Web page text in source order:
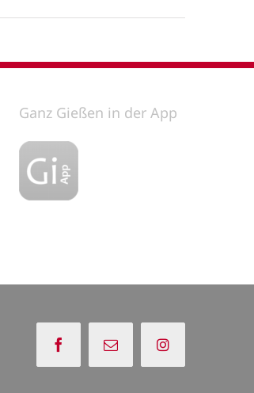
Ganz Gießen in der App
FacebookE-
Mail
Instagram